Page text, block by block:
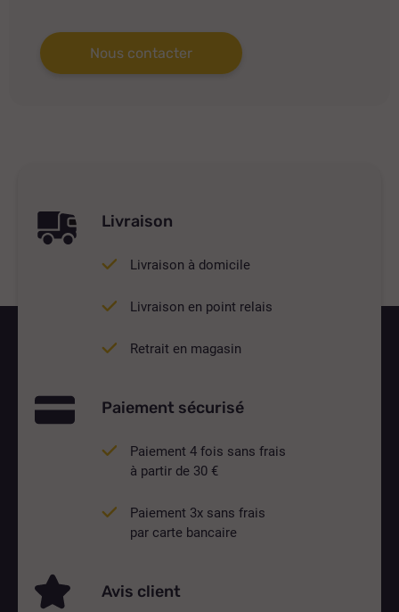
Nous contacter
Livraison
Livraison à domicile
Livraison en point relais
Retrait en magasin
Paiement sécurisé
Paiement 4 fois sans frais
à partir de 30 €
Paiement 3x sans frais
par carte bancaire
Avis client